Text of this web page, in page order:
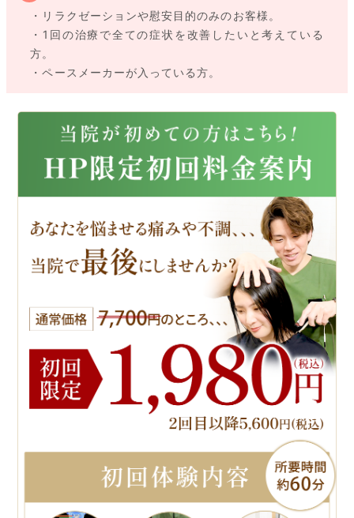
・リラクゼーションや慰安目的のみのお客様。
・1回の治療で全ての症状を改善したいと考えている
方。
・ペースメーカーが入っている方。